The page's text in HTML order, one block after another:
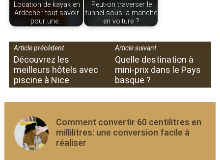
Location de kayak en
Ardèche : tout savoir
pour une…
Peut-on traverser le
tunnel sous la manche
en voiture ?
Article précédent
Découvrez les
meilleurs hôtels avec
piscine à Nice
Article suivant
Quelle destination à
mini-prix dans le Pays
basque ?
Comment convertir 60 centilitres en
millilitres: une conversion facile à
réaliser